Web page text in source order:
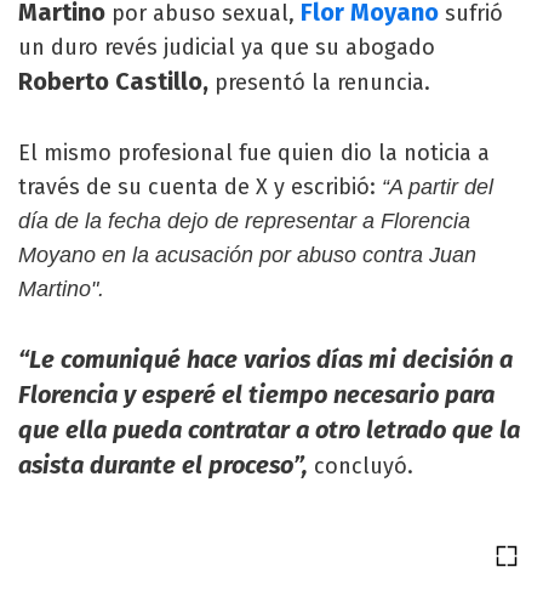
Martino por abuso sexual, Flor Moyano sufrió
un duro revés judicial ya que su abogado
Roberto Castillo, presentó la renuncia.
El mismo profesional fue quien dio la noticia a
través de su cuenta de X y escribió: “A partir del
día de la fecha dejo de representar a Florencia
Moyano en la acusación por abuso contra Juan
Martino".
“Le comuniqué hace varios días mi decisión a
Florencia y esperé el tiempo necesario para
que ella pueda contratar a otro letrado que la
asista durante el proceso”, concluyó.